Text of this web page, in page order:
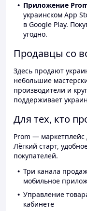
Приложение
украинском App
в Google Play.
угодно.
Продавцы со
Здесь продают
небольшие
производители и
поддерживает
Для тех, кто
Prom — маркетплейс
Лёгкий старт,
покупателей.
Три канала
мобильное
Управление
кабинете